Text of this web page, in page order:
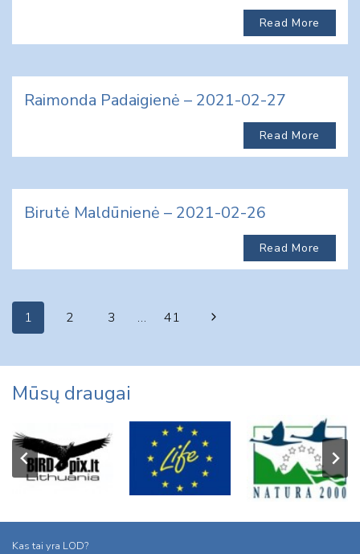
Read More
Raimonda Padaigienė – 2021-02-27
Read More
Birutė Maldūnienė – 2021-02-26
Read More
Page
1 2 3 … 41
Next
Mūsų draugai
Kas tai yra LOD?